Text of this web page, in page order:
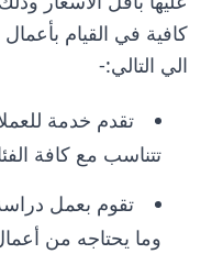
كافية في القيام
الي التالي:-
تقدم خدمة
تتناسب مع كافة
تقوم بعمل
وما يحتاجه من